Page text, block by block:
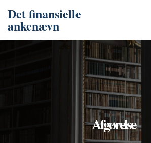
Det finansielle
ankenævn
Afgørelse